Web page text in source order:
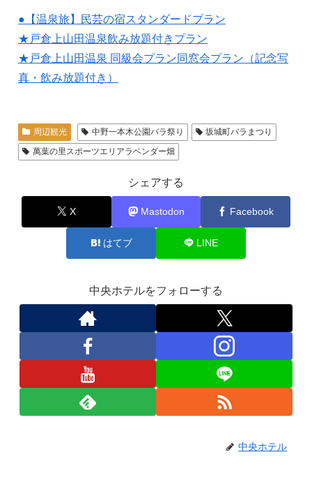
●【温泉旅】民芸の宿スタンダードプラン
★戸倉上山田温泉飲み放題付きプラン
★戸倉上山田温泉 同級会プラン同窓会プラン（記念写
真・飲み放題付き）
周辺観光 中野一本木公園バラ祭り
坂城町バラまつり
萬葉の里スポーツエリアラベンダー畑
シェアする
X Mastodon Facebook
はてブ LINE
中央ホテルをフォローする
中央ホテル